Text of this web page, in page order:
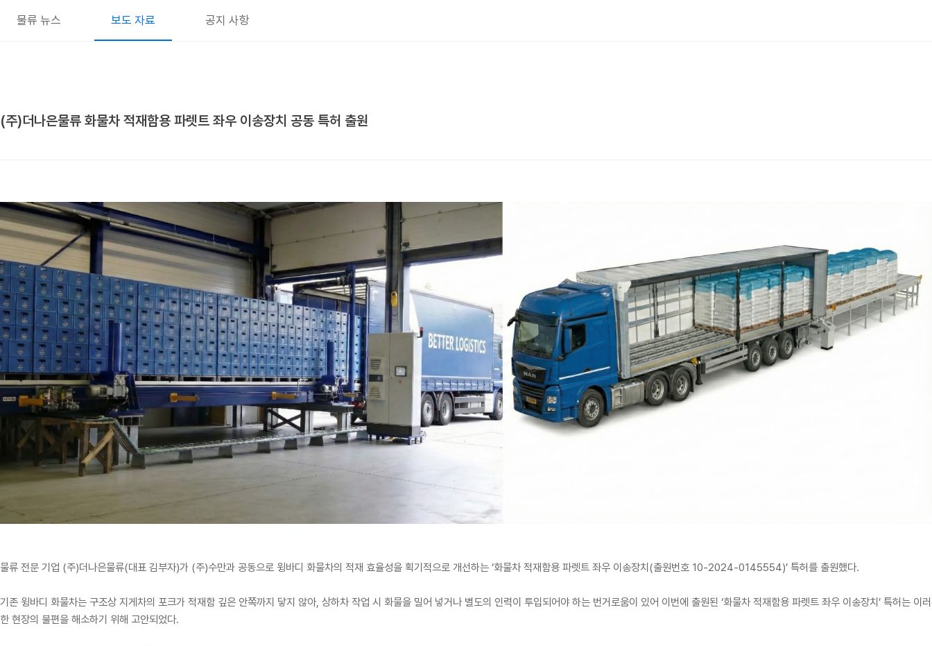
물류 뉴스 보도 자료 공지 사항
(주)더나은물류 화물차 적재함용 파렛트 좌우 이송장치 공동 특허 출원
물류 전문 기업 (주)더나은물류(대표 김부자)가 (주)수만과 공동으로 윙바디 화물차의 적재 효율성을 획기적으로 개선하는 ‘화물차 적재함용 파렛트 좌우 이송장치(출원번호 10-2024-0145554)’ 특허를 출원했다.
기존 윙바디 화물차는 구조상 지게차의 포크가 적재함 깊은 안쪽까지 닿지 않아, 상하차 작업 시 화물을 밀어 넣거나 별도의 인력이 투입되어야 하는 번거로움이 있어 이번에 출원된 ‘화물차 적재함용 파렛트 좌우 이송장치’ 특허는 이러
한 현장의 불편을 해소하기 위해 고안되었다.